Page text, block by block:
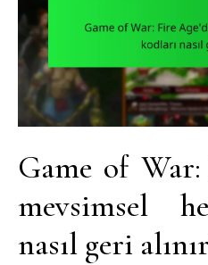
Game of
mevsimsel
nasıl geri